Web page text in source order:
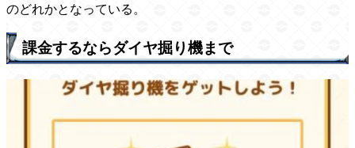
のどれかとなっている。
課金するならダイヤ掘り機まで